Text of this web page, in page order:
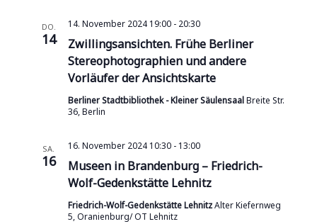
DO.
14
Zwillingsansichten. Frühe Berliner
Stereophotographien und andere
Vorläufer der Ansichtskarte
14. November 2024 19:00- 20:30
Berliner Stadtbibliothek - Kleiner SäulensaalBreite Str.
36, Berlin
SA.
16
Museen in Brandenburg – Friedrich-
Wolf-Gedenkstätte Lehnitz
16. November 2024 10:30- 13:00
Friedrich-Wolf-Gedenkstätte LehnitzAlter Kiefernweg
5, Oranienburg/ OT Lehnitz